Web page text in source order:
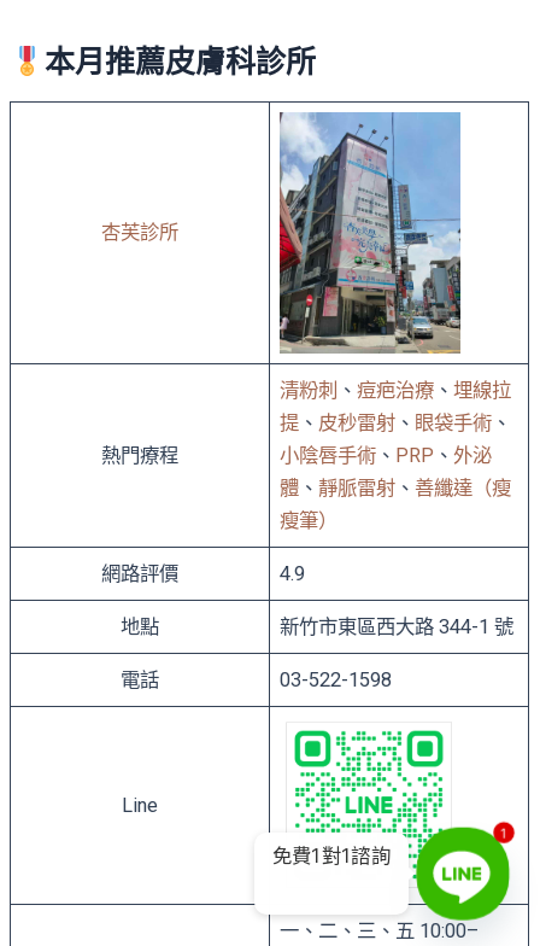
本月推薦皮膚科診所
杏芙診所
熱門療程
清粉刺 、痘疤治療 、埋線拉
提 、 皮秒雷射 、 眼袋手術 、
小陰唇手術 、 PRP 、外泌
體 、靜脈雷射 、善纖達（瘦
瘦筆）
網路評價 4.9
地點 新竹市東區西大路 344-1 號
電話 03-522-1598
Line
一、二、三、五 10:00–
1
免費1對1諮詢